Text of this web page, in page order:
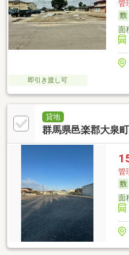
管
面
即引き渡し可
貸地
群馬県邑楽郡大泉
管
面